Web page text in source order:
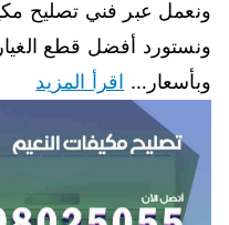
ونعمل عبر فني تصليح
ونستورد أفضل قطع
وبأسعار… اقرأ المزيد